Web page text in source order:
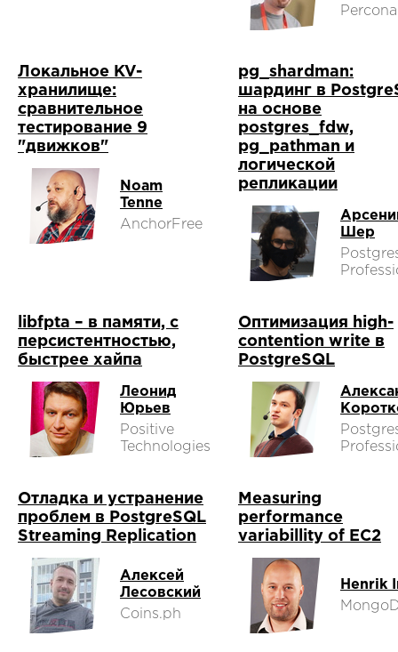
Percona
Локальное KV-
хранилище:
сравнительное
тестирование 9
"движков"
Noam
Tenne
AnchorFree
pg_shardman:
шардинг в
на основе
postgres_fdw,
pg_pathman и
логической
репликации
Шер
libfpta – в памяти, с
персистентностью,
быстрее хайпа
Леонид
Юрьев
Positive
Technologies
Оптимизация high-
contention write в
PostgreSQL
Отладка и устранение
проблем в PostgreSQL
Streaming Replication
Алексей
Лесовский
Coins.ph
Measuring
performance
variabillity of EC2
Henrik